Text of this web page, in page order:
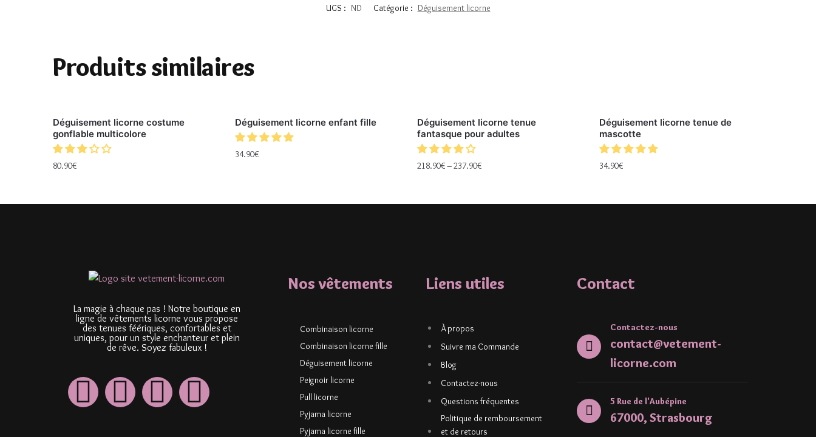
UGS : ND Catégorie : Déguisement licorne
Produits similaires
Déguisement licorne costume
gonflable multicolore
80.90€
Déguisement licorne enfant fille
34.90€
Déguisement licorne tenue
fantasque pour adultes
218.90€–237.90€
Déguisement licorne tenue de
mascotte
34.90€
La magie à chaque pas ! Notre boutique en
ligne de vêtements licorne vous propose
des tenues féériques, confortables et
uniques, pour un style enchanteur et plein
de rêve. Soyez fabuleux !
Nos vêtements
Combinaison licorne
Combinaison licorne fille
Déguisement licorne
Peignoir licorne
Pull licorne
Pyjama licorne
Pyjama licorne fille
Liens utiles
À propos
Suivre ma Commande
Blog
Contactez-nous
Questions fréquentes
Politique de remboursement
et de retours
Contact
Contactez-nous
contact@vetement-
licorne.com
5 Rue de l'Aubépine
67000, Strasbourg